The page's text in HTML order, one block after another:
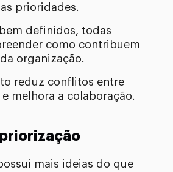
prioridades.
definidos, todas
como contribuem
organização.
reduz conflitos entre
melhora a colaboração.
mais ideias do que